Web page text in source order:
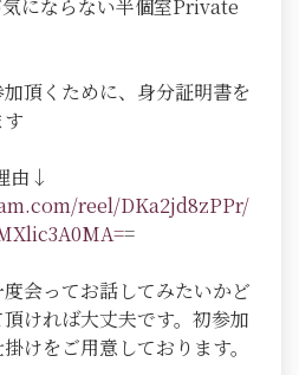
にならない半個室Private
頂くために、身分証明書を
由↓
reel/DKa2jd8zPPr/
=
度会ってお話してみたいかど
ければ大丈夫です。初参加
けをご用意しております。